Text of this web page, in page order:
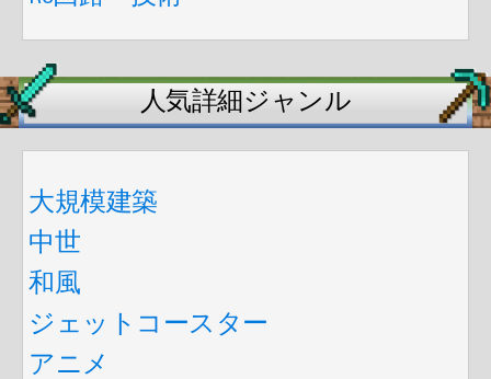
人気詳細ジャンル
大規模建築
中世
和風
ジェットコースター
アニメ